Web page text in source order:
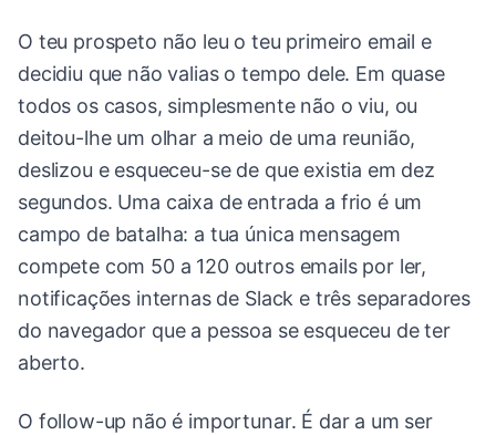
O teu prospeto não leu o teu primeiro email e
decidiu que não valias o tempo dele. Em quase
todos os casos, simplesmente não o viu, ou
deitou-lhe um olhar a meio de uma reunião,
deslizou e esqueceu-se de que existia em dez
segundos. Uma caixa de entrada a frio é um
campo de batalha: a tua única mensagem
compete com 50 a 120 outros emails por ler,
notificações internas de Slack e três separadores
do navegador que a pessoa se esqueceu de ter
aberto.
O follow-up não é importunar. É dar a um ser